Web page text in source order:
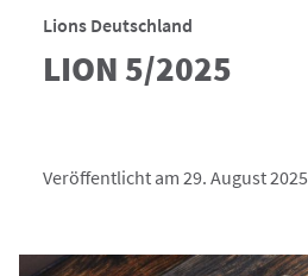
Lions Deutschland
LION 5/2025
Veröffentlicht am 29. August 2025